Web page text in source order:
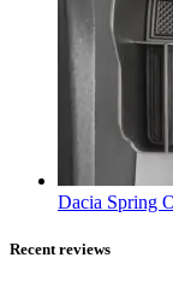
Dacia Spring
Recent reviews